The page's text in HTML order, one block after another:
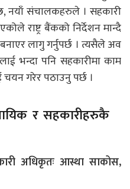
नयाँ संचालकहरुले । सहकारी
राष्ट्र बैंकको निर्देशन मान्दै
लागु गर्नुपर्छ । त्यसैले अव
भन्दा पनि सहकारीमा काम
गरेर पठाउनु पर्छ ।
र सहकारीहरुकै
अधिकृतः आस्था साकोस,